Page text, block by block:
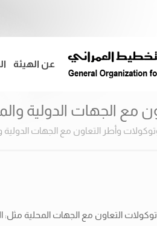
عن الهيئة
مع الجهات الدولية
وأطر التعاون مع الجهات الدولية
التعاون مع الجهات المحلية مثل: